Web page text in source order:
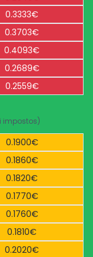
0.3333€
0.3703€
0.4093€
0.2689€
0.2559€
impostos)
0.1900€
0.1860€
0.1820€
0.1770€
0.1760€
0.1810€
0.2020€